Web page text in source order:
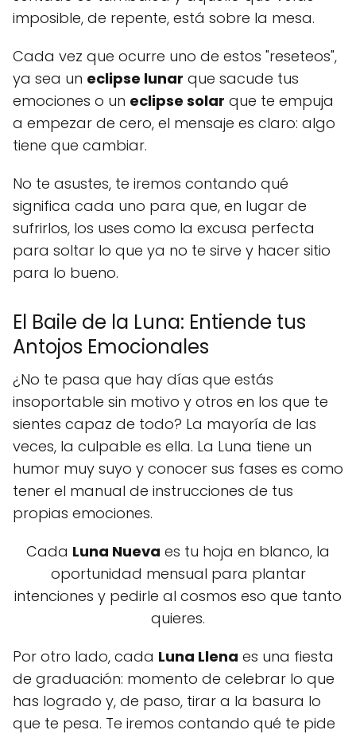
imposible, de repente, está sobre la mesa.
Cada vez que ocurre uno de estos "reseteos",
ya sea un eclipse lunar que sacude tus
emociones o un eclipse solar que te empuja
a empezar de cero, el mensaje es claro: algo
tiene que cambiar.
No te asustes, te iremos contando qué
significa cada uno para que, en lugar de
sufrirlos, los uses como la excusa perfecta
para soltar lo que ya no te sirve y hacer sitio
para lo bueno.
El Baile de la Luna: Entiende tus
Antojos Emocionales
¿No te pasa que hay días que estás
insoportable sin motivo y otros en los que te
sientes capaz de todo? La mayoría de las
veces, la culpable es ella. La Luna tiene un
humor muy suyo y conocer sus fases es como
tener el manual de instrucciones de tus
propias emociones.
Cada Luna Nueva es tu hoja en blanco, la
oportunidad mensual para plantar
intenciones y pedirle al cosmos eso que tanto
quieres.
Por otro lado, cada Luna Llena es una fiesta
de graduación: momento de celebrar lo que
has logrado y, de paso, tirar a la basura lo
que te pesa. Te iremos contando qué te pide